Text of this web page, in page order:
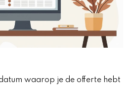
waarop je de offerte hebt